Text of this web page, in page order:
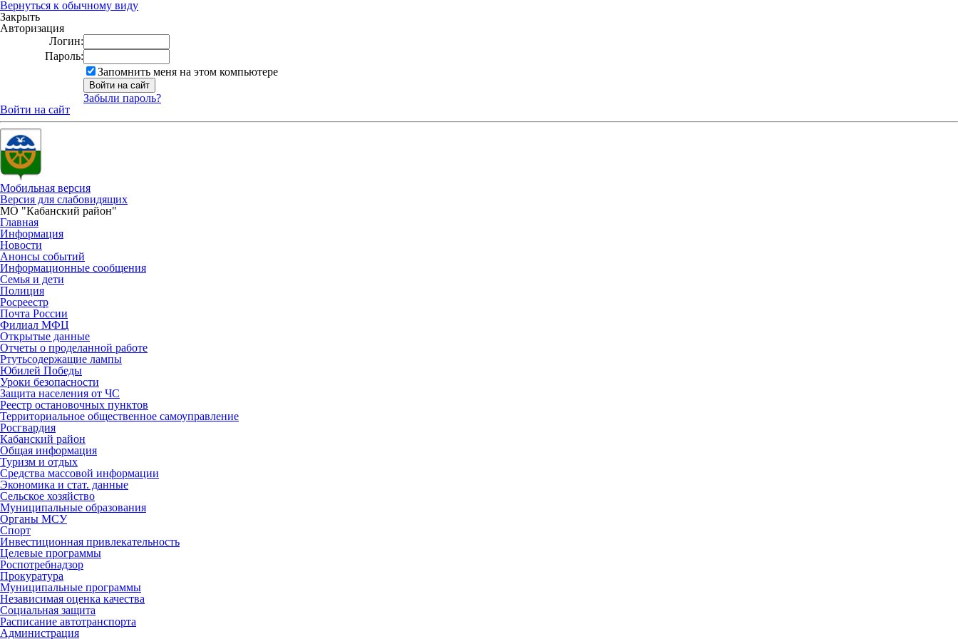
Вернуться к обычному виду
Закрыть
Авторизация
Логин:
Пароль:
Запомнить меня на этом компьютере
Забыли пароль?
Войти на сайт
Мобильная версия
Версия для слабовидящих
МО "Кабанский район"
Главная
Информация
Новости
Анонсы событий
Информационные сообщения
Семья и дети
Полиция
Росреестр
Почта России
Филиал МФЦ
Открытые данные
Отчеты о проделанной работе
Ртутьсодержащие лампы
Юбилей Победы
Уроки безопасности
Защита населения от ЧС
Реестр остановочных пунктов
Территориальное общественное самоуправление
Росгвардия
Кабанский район
Общая информация
Туризм и отдых
Средства массовой информации
Экономика и стат. данные
Сельское хозяйство
Муниципальные образования
Органы МСУ
Спорт
Инвестиционная привлекательность
Целевые программы
Роспотребнадзор
Прокуратура
Муниципальные программы
Независимая оценка качества
Социальная защита
Расписание автотранспорта
Администрация